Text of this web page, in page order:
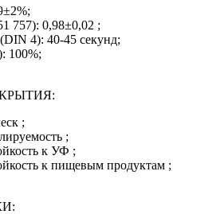
757): 0,98±0,02 ;
4): 40-45 секунд;
100%;
;
;
к УФ ;
к пищевым продуктам ;